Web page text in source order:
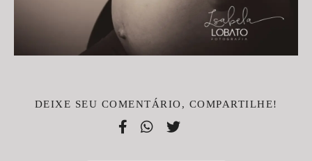
DEIXE SEU COMENTÁRIO, COMPARTILHE!